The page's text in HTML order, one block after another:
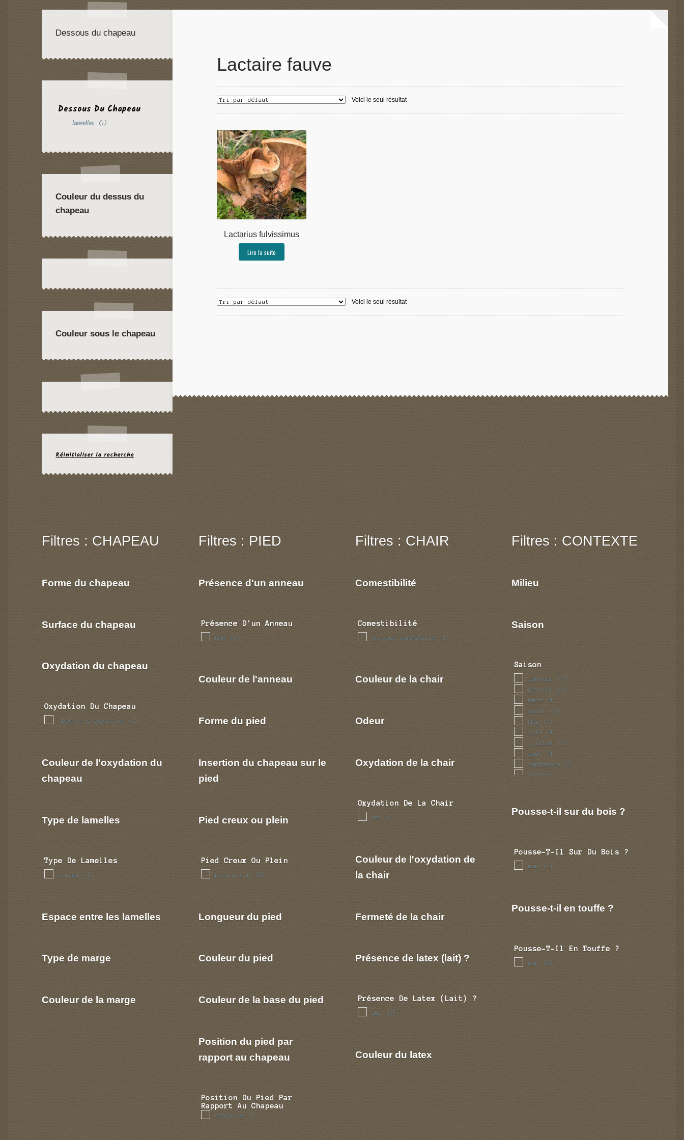
Lactaire fauve
Voici le seul résultat
Lactarius fulvissimus
Lire la suite
Voici le seul résultat
Dessous du chapeau
Dessous Du Chapeau
lamelles (1)
Couleur du dessus du
chapeau
Couleur sous le chapeau
Réinitialiser la recherche
Filtres : CHAPEAU
Forme du chapeau
Surface du chapeau
Oxydation du chapeau
Oxydation Du Chapeau
absence d oxydation (1)
Couleur de l'oxydation du
chapeau
Type de lamelles
Type De Lamelles
normal (1)
Espace entre les lamelles
Type de marge
Couleur de la marge
Filtres : PIED
Présence d'un anneau
Présence D'un Anneau
non (1)
Couleur de l'anneau
Forme du pied
Insertion du chapeau sur le
pied
Pied creux ou plein
Pied Creux Ou Plein
pied plein (1)
Longueur du pied
Couleur du pied
Couleur de la base du pied
Position du pied par
rapport au chapeau
Position Du Pied Par
Rapport Au Chapeau
centrale (1)
Filtres : CHAIR
Comestibilité
Comestibilité
mauvais comestible (1)
Couleur de la chair
Odeur
Oxydation de la chair
Oxydation De La Chair
non (1)
Couleur de l'oxydation de
la chair
Fermeté de la chair
Présence de latex (lait) ?
Présence De Latex (lait) ?
oui (1)
Couleur du latex
Filtres : CONTEXTE
Milieu
Saison
Saison
janvier (1)
fevrier (1)
mars (1)
avril (1)
mai (1)
juin (1)
juillet (1)
aout (1)
septembre (1)
octobre (1)
Pousse-t-il sur du bois ?
Pousse-T-Il Sur Du Bois ?
non (1)
Pousse-t-il en touffe ?
Pousse-T-Il En Touffe ?
non (1)